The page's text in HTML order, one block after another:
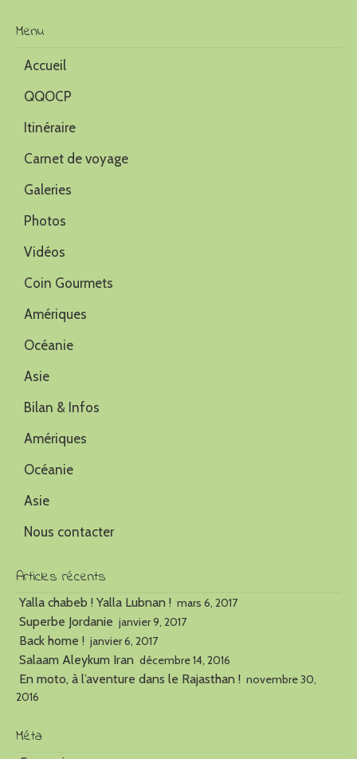
Menu
Accueil
QQOCP
Itinéraire
Carnet de voyage
Galeries
Photos
Vidéos
Coin Gourmets
Amériques
Océanie
Asie
Bilan & Infos
Amériques
Océanie
Asie
Nous contacter
Articles récents
Yalla chabeb ! Yalla Lubnan ! mars 6, 2017
Superbe Jordanie janvier 9, 2017
Back home ! janvier 6, 2017
Salaam Aleykum Iran décembre 14, 2016
En moto, à l’aventure dans le Rajasthan ! novembre 30,
2016
Méta